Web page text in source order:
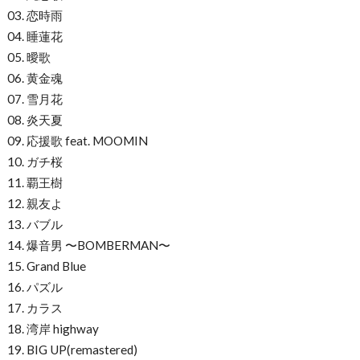
03. 恋時雨
04. 睡蓮花
05. 曖歌
06. 黄金魂
07. 雪月花
08. 炎天夏
09. 応援歌 feat. MOOMIN
10. ガチ桜
11. 覇王樹
12. 親友よ
13. バブル
14. 爆音男 〜BOMBERMAN〜
15. Grand Blue
16. パズル
17. カラス
18. 湾岸 highway
19. BIG UP(remastered)